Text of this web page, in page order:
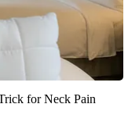
for Neck Pain